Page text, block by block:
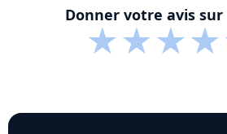
Donner votre avis
★★★★